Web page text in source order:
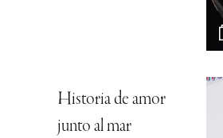
Historia de amor
junto al mar